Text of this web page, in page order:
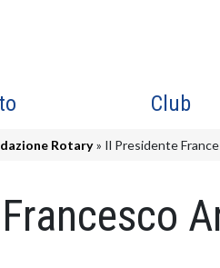
Club
Rotary Il Presidente